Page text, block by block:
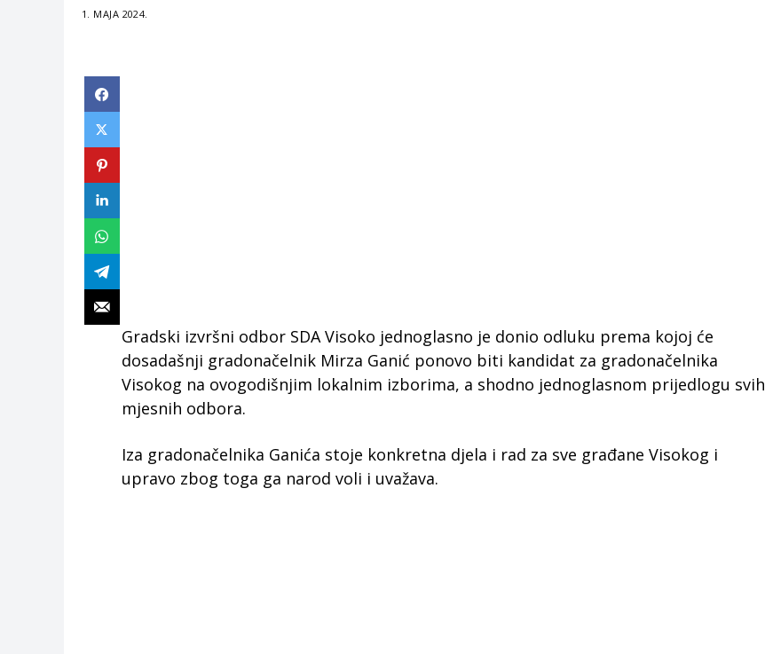
1. MAJA 2024.
Gradski izvršni odbor SDA Visoko jednoglasno je donio odluku prema kojoj će
dosadašnji gradonačelnik Mirza Ganić ponovo biti kandidat za gradonačelnika
Visokog na ovogodišnjim lokalnim izborima, a shodno jednoglasnom prijedlogu svih
mjesnih odbora.
Iza gradonačelnika Ganića stoje konkretna djela i rad za sve građane Visokog i
upravo zbog toga ga narod voli i uvažava.